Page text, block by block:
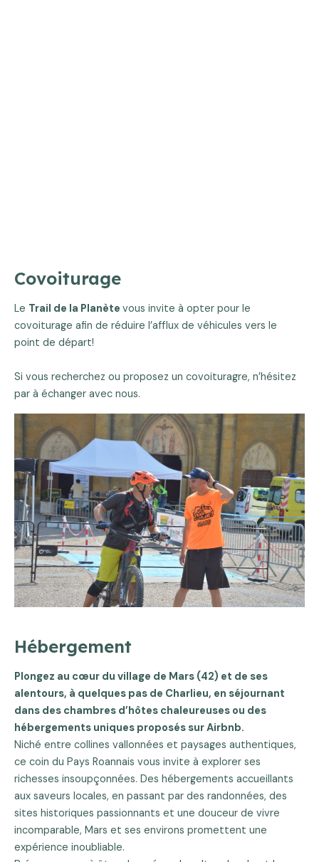
Covoiturage
Le Trail de la Planète vous invite à opter pour le
covoiturage afin de réduire l’afflux de véhicules vers le
point de départ!
Si vous recherchez ou proposez un covoituragre, n’hésitez
par à échanger avec nous.
Hébergement
Plongez au cœur du village de Mars (42) et de ses
alentours, à quelques pas de Charlieu, en séjournant
dans des chambres d’hôtes chaleureuses ou des
hébergements uniques proposés sur Airbnb.
Niché entre collines vallonnées et paysages authentiques,
ce coin du Pays Roannais vous invite à explorer ses
richesses insoupçonnées. Des hébergements accueillants
aux saveurs locales, en passant par des randonnées, des
sites historiques passionnants et une douceur de vivre
incomparable, Mars et ses environs promettent une
expérience inoubliable.